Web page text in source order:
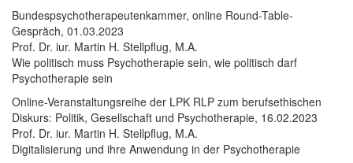
Bundespsychotherapeutenkammer, online Round-Table-
Gespräch, 01.03.2023
Prof. Dr. iur. Martin H. Stellpflug, M.A.
Wie politisch muss Psychotherapie sein, wie politisch darf
Psychotherapie sein
Online-Veranstaltungsreihe der LPK RLP zum berufsethischen
Diskurs: Politik, Gesellschaft und Psychotherapie, 16.02.2023
Prof. Dr. iur. Martin H. Stellpflug, M.A.
Digitalisierung und ihre Anwendung in der Psychotherapie